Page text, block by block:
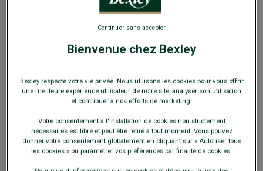
Chemise homme Manches longues - Chemise ajustée 100%
22,00 €
Payez en plusieurs fois dès 199€ d'achat
Bienvenue chez Bexley
Bexley respecte votre vie privée. Nous utilisons les cookies pour vous offrir
une meilleure expérience utilisateur de notre site, analyser son utilisation
et contribuer à nos efforts de marketing.
Votre consentement à l'installation de cookies non strictement
nécessaires est libre et peut être retiré à tout moment. Vous pouvez
donner votre consentement globalement en cliquant sur « Autoriser tous
les cookies » ou paramétrer vos préférences par finalité de cookies.
Continuer sans accepter